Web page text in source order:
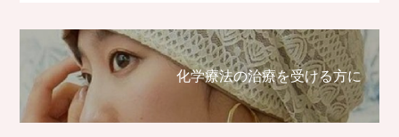
化学療法の治療を受ける方に